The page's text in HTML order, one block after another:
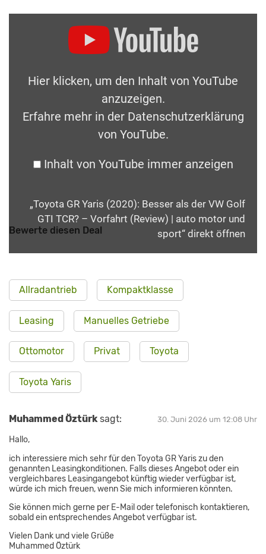
Hier klicken, um den Inhalt von YouTube
anzuzeigen.
Erfahre mehr in der Datenschutzerklärung
von YouTube.
Inhalt von YouTube immer anzeigen
„Toyota GR Yaris (2020): Besser als der VW Golf
GTI TCR? – Vorfahrt (Review) | auto motor und
sport“ direkt öffnen
Bewerte diesen Deal
Allradantrieb Kompaktklasse
Leasing Manuelles Getriebe
Ottomotor Privat Toyota
Toyota Yaris
Muhammed Öztürk sagt: 30. Juni 2026 um 12:08 Uhr
Hallo,
ich interessiere mich sehr für den Toyota GR Yaris zu den
genannten Leasingkonditionen. Falls dieses Angebot oder ein
vergleichbares Leasingangebot künftig wieder verfügbar ist,
würde ich mich freuen, wenn Sie mich informieren könnten.
Sie können mich gerne per E-Mail oder telefonisch kontaktieren,
sobald ein entsprechendes Angebot verfügbar ist.
Vielen Dank und viele Grüße
Muhammed Öztürk